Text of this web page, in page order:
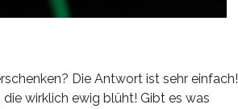
Die Antwort ist sehr einfach!
wirklich ewig blüht! Gibt es was